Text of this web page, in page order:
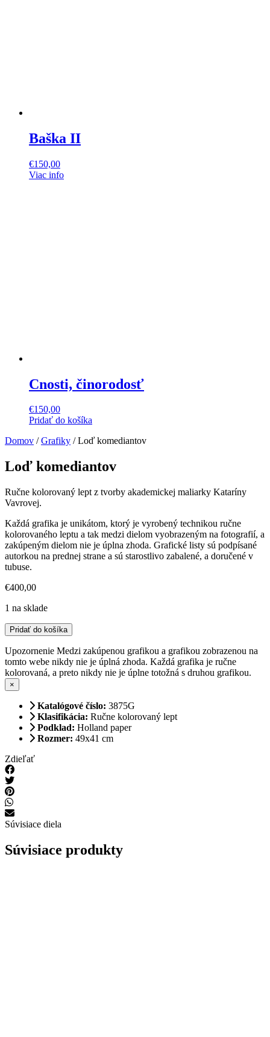
Baška II
€150,00
Viac info
Cnosti, činorodosť
€150,00
Pridať do košíka
Domov /Grafiky / Loď komediantov
Loď komediantov
Ručne kolorovaný lept z tvorby akademickej maliarky Kataríny
Vavrovej.
Každá grafika je unikátom, ktorý je vyrobený technikou ručne
kolorovaného leptu a tak medzi dielom vyobrazeným na fotografií, a
zakúpeným dielom nie je úplna zhoda. Grafické listy sú podpísané
autorkou na prednej strane a sú starostlivo zabalené, a doručené v
tubuse.
€400,00
1 na sklade
množstvo
Loď
komediantov
Pridať do košíka
Upozornenie Medzi zakúpenou grafikou a grafikou zobrazenou na
tomto webe nikdy nie je úplná zhoda. Každá grafika je ručne
kolorovaná, a preto nikdy nie je úplne totožná s druhou grafikou.
×
Katalógové číslo: 3875G
Klasifikácia: Ručne kolorovaný lept
Podklad: Holland paper
Rozmer: 49x41 cm
Zdieľať
Súvisiace diela
Súvisiace produkty